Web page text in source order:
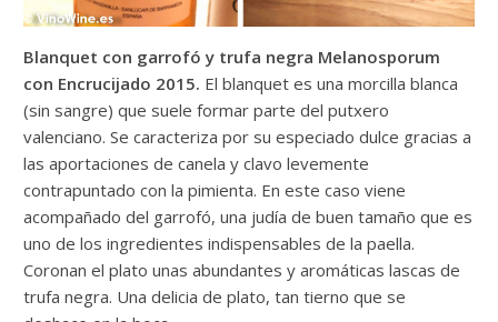
Blanquet con garrofó y trufa negra Melanosporum
con Encrucijado 2015. El blanquet es una morcilla blanca
(sin sangre) que suele formar parte del putxero
valenciano. Se caracteriza por su especiado dulce gracias a
las aportaciones de canela y clavo levemente
contrapuntado con la pimienta. En este caso viene
acompañado del garrofó, una judía de buen tamaño que es
uno de los ingredientes indispensables de la paella.
Coronan el plato unas abundantes y aromáticas lascas de
trufa negra. Una delicia de plato, tan tierno que se